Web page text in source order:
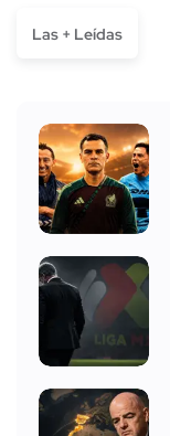
Las + Leídas